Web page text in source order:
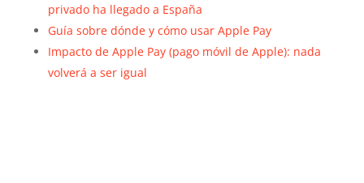
privado ha llegado a España
Guía sobre dónde y cómo usar Apple Pay
Impacto de Apple Pay (pago móvil de Apple): nada
volverá a ser igual